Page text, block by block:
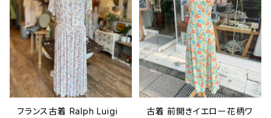
フランス古着 Ralph Luigi
古着 前開きイエロー花柄ワ